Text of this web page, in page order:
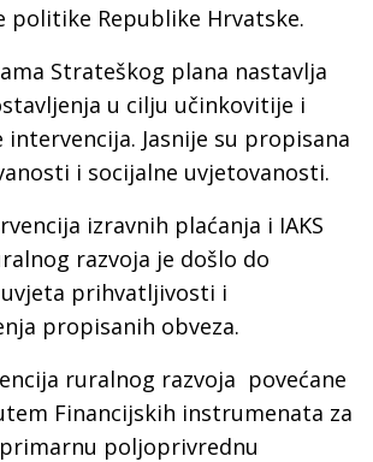
politike Republike Hrvatske.
Strateškog plana nastavlja
u cilju učinkovitije i
intervencija. Jasnije su propisana
i socijalne uvjetovanosti.
izravnih plaćanja i IAKS
razvoja je došlo do
prihvatljivosti i
propisanih obveza.
ruralnog razvoja povećane
Financijskih instrumenata za
poljoprivrednu